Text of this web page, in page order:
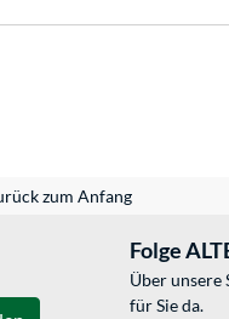
zum Anfang
Folge
Über
für Sie da.